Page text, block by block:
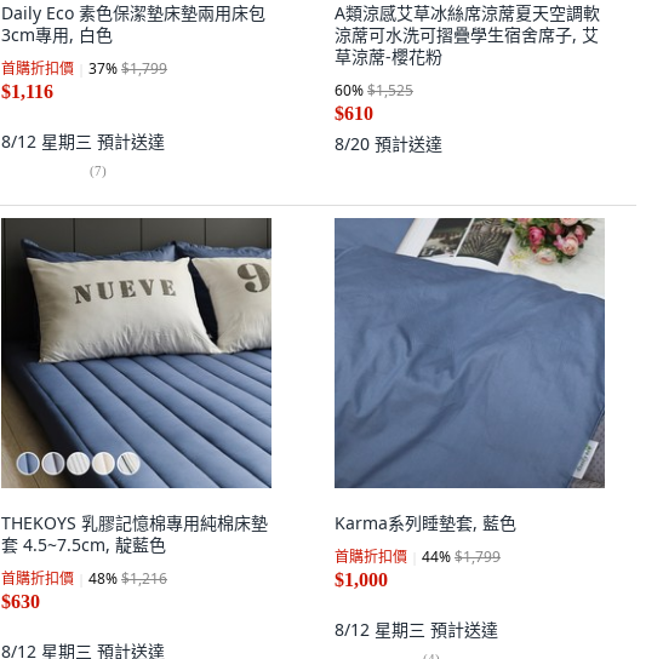
Daily Eco 素色保潔墊床墊兩用床包
3cm專用, 白色
首購折扣價 37%$1,799
$1,116
8/12 星期三 預計送達
(7)
A類涼感艾草冰絲席涼蓆夏天空調軟
涼蓆可水洗可摺疊學生宿舍席子, 艾
草涼蓆-櫻花粉
60%$1,525
$610
8/20 預計送達
THEKOYS 乳膠記憶棉專用純棉床墊
套 4.5~7.5cm, 靛藍色
首購折扣價 48%$1,216
$630
8/12 星期三 預計送達
Karma系列睡墊套, 藍色
首購折扣價 44%$1,799
$1,000
8/12 星期三 預計送達